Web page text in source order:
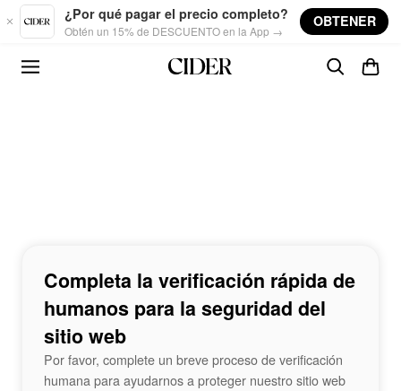
Skip to main content
¿Por qué pagar el precio completo?
Obtén un 15% de DESCUENTO en la App →
OBTENER
Completa la verificación rápida de
humanos para la seguridad del
sitio web
Por favor, complete un breve proceso de verificación
humana para ayudarnos a proteger nuestro sitio web